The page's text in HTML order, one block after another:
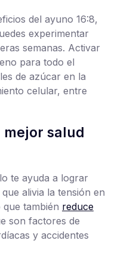
del ayuno 16:8,
experimentar
semanas. Activar
para todo el
de azúcar en la
celular, entre
mejor salud
te ayuda a lograr
alivia la tensión en
también reduce
son factores de
y accidentes